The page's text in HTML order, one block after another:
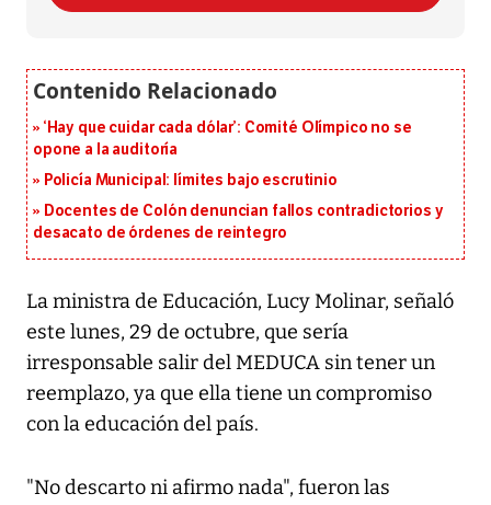
‘Hay que cuidar cada dólar’: Comité Olímpico no se
opone a la auditoría
Policía Municipal: límites bajo escrutinio
Docentes de Colón denuncian fallos contradictorios y
desacato de órdenes de reintegro
La ministra de Educación, Lucy Molinar, señaló
este lunes, 29 de octubre, que sería
irresponsable salir del MEDUCA sin tener un
reemplazo, ya que ella tiene un compromiso
con la educación del país.
"No descarto ni afirmo nada", fueron las